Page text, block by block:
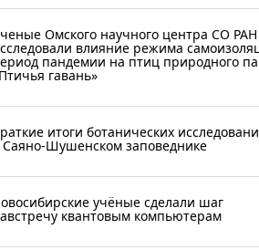
Омского научного центра СО РАН
влияние режима
пандемии на птиц природного
гавань»
итоги ботанических
Саяно-Шушенском заповеднике
учёные сделали шаг
квантовым компьютерам